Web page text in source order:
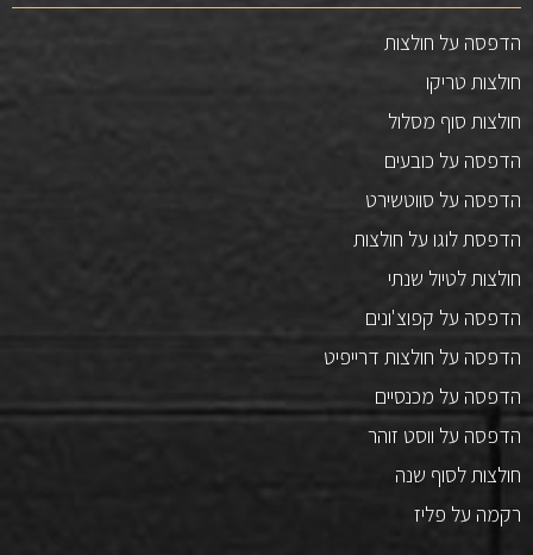
הדפסה על חולצות
חולצות טריקו
חולצות סוף מסלול
הדפסה על כובעים
הדפסה על סווטשירט
הדפסת לוגו על חולצות
חולצות לטיול שנתי
הדפסה על קפוצ'ונים
הדפסה על חולצות דרייפיט
הדפסה על מכנסיים
הדפסה על ווסט זוהר
חולצות לסוף שנה
רקמה על פליז